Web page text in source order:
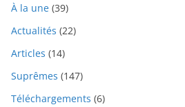
À la une (39)
Actualités (22)
Articles (14)
Suprêmes (147)
Téléchargements (6)